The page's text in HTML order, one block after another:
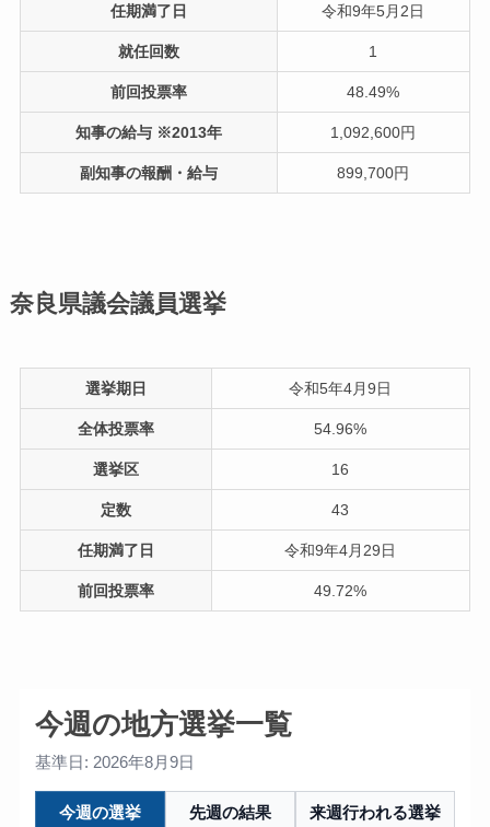
任期満了日 令和9年5月2日
就任回数 1
前回投票率 48.49%
知事の給与 ※2013年 1,092,600円
副知事の報酬・給与 899,700円
奈良県議会議員選挙
選挙期日 令和5年4月9日
全体投票率 54.96%
選挙区 16
定数 43
任期満了日 令和9年4月29日
前回投票率 49.72%
今週の地方選挙一覧
基準日: 2026年8月9日
今週の選挙 先週の結果 来週行われる選挙